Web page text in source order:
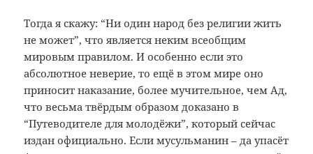
Тогда я скажу: “Ни один народ без религии жить
не может”, что является неким всеобщим
мировым правилом. И особенно если это
абсолютное неверие, то ещё в этом мире оно
приносит наказание, более мучительное, чем Ад,
что весьма твёрдым образом доказано в
“Путеводителе для молодёжи”, который сейчас
издан официально. Если мусульманин – да упасёт